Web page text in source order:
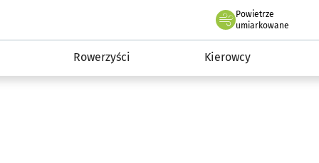
Powietrze
we Wrocławiu
umiarkowane
Rowerzyści Kierowcy